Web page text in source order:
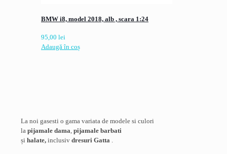
BMW i8, model 2018, alb , scara 1:24
95,00 lei
Adaugă în coș
La noi gasesti o gama variata de modele si culori
la pijamale dama pijamale barbati
și halate, inclusiv dresuri Gatta